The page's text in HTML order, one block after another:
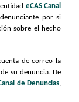
eCAS Canal
por si
sobre el hecho
de correo la
su denuncia. De
de Denuncias,